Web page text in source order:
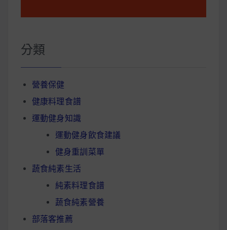
分類
營養保健
健康料理食譜
運動健身知識
運動健身飲食建議
健身重訓菜單
蔬食純素生活
純素料理食譜
蔬食純素營養
部落客推薦